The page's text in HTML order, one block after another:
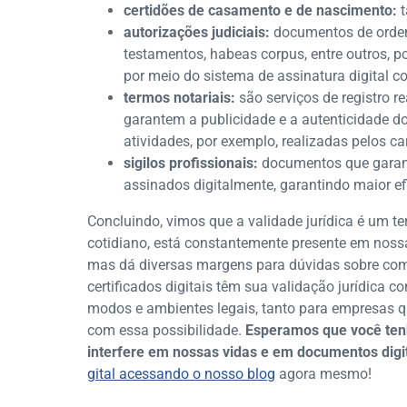
certidões de casamento e de nascimento:
autorizações judiciais: documentos de
testamentos, habeas corpus, entre outros,
por meio do sistema de assinatura digital
termos notariais: são serviços de registro
garantem a publicidade e a autenticidade
atividades, por exemplo, realizadas pelos
sigilos profissionais: documentos que
assinados digitalmente, garantindo maior
Concluindo, vimos que a validade jurídica é um
cotidiano, está constantemente presente em
mas dá diversas margens para dúvidas sobre
certificados digitais têm sua validação jurídica
modos e ambientes legais, tanto para empresas
com essa possibilidade. Esperamos que você
interfere em nossas vidas e em documentos
gital acessando o nosso blog agora mesmo!